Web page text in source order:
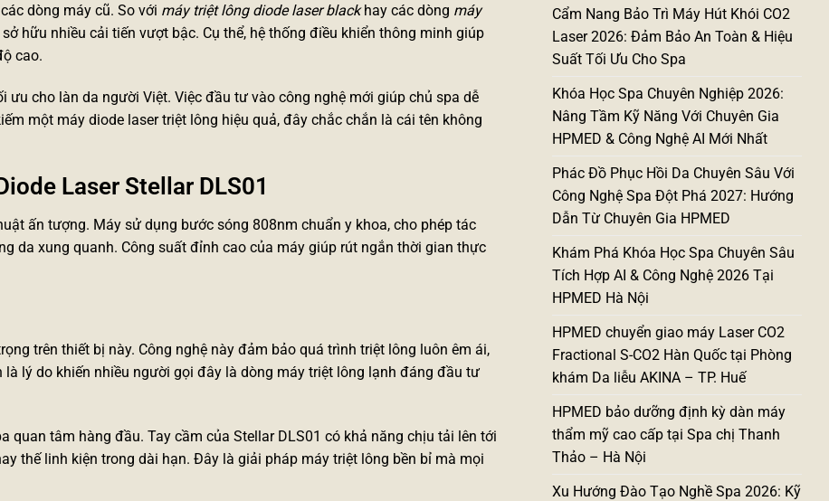
dòng máy cũ. So với máy triệt lông diode laser blackhay các dòng máy
hữu nhiều cải tiến vượt bậc. Cụ thể, hệ thống điều khiển thông minh giúp
cao.
ưu cho làn da người Việt. Việc đầu tư vào công nghệ mới giúp chủ spa dễ
một máy diode laser triệt lông hiệu quả, đây chắc chắn là cái tên không
Laser Stellar DLS01
ấn tượng. Máy sử dụng bước sóng 808nm chuẩn y khoa, cho phép tác
da xung quanh. Công suất đỉnh cao của máy giúp rút ngắn thời gian thực
trên thiết bị này. Công nghệ này đảm bảo quá trình triệt lông luôn êm ái,
lý do khiến nhiều người gọi đây là dòng máy triệt lông lạnh đáng đầu tư
quan tâm hàng đầu. Tay cầm của Stellar DLS01 có khả năng chịu tải lên tới
thế linh kiện trong dài hạn. Đây là giải pháp máy triệt lông bền bỉ mà mọi
Cẩm Nang Bảo Trì Máy Hút Khói CO2
Laser 2026: Đảm Bảo An Toàn & Hiệu
Suất Tối Ưu Cho Spa
Khóa Học Spa Chuyên Nghiệp 2026:
Nâng Tầm Kỹ Năng Với Chuyên Gia
HPMED & Công Nghệ AI Mới Nhất
Phác Đồ Phục Hồi Da Chuyên Sâu Với
Công Nghệ Spa Đột Phá 2027: Hướng
Dẫn Từ Chuyên Gia HPMED
Khám Phá Khóa Học Spa Chuyên Sâu
Tích Hợp AI & Công Nghệ 2026 Tại
HPMED Hà Nội
HPMED chuyển giao máy Laser CO2
Fractional S-CO2 Hàn Quốc tại Phòng
khám Da liễu AKINA – TP. Huế
HPMED bảo dưỡng định kỳ dàn máy
thẩm mỹ cao cấp tại Spa chị Thanh
Thảo – Hà Nội
Xu Hướng Đào Tạo Nghề Spa 2026: Kỹ